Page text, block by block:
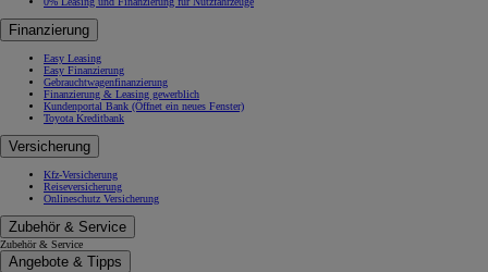
Finanzierung
Easy Leasing
Easy Finanzierung
Gebrauchtwagenfinanzierung
Finanzierung & Leasing gewerblich
Kundenportal Bank (Öffnet ein neues Fenster)
Toyota Kreditbank
Versicherung
Kfz-Versicherung
Reiseversicherung
Onlineschutz Versicherung
Zubehör & Service
Zubehör & Service
Angebote & Tipps